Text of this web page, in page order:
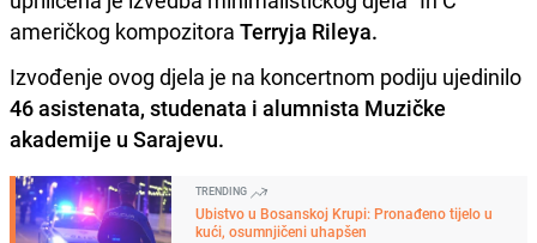
američkog kompozitora Terryja Rileya.
Izvođenje ovog djela je na koncertnom podiju ujedinilo
46 asistenata, studenata i alumnista Muzičke
akademije u Sarajevu.
TRENDING
Ubistvo u Bosanskoj Krupi: Pronađeno tijelo u
kući, osumnjičeni uhapšen